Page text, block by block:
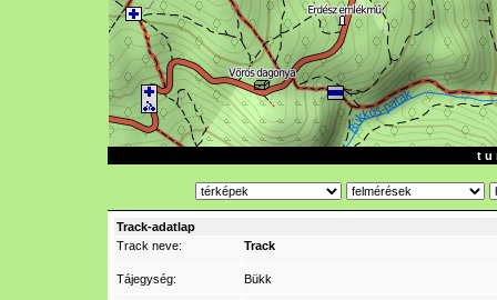
t u
Track-adatlap
Track neve:
Track
Tájegység: Bükk